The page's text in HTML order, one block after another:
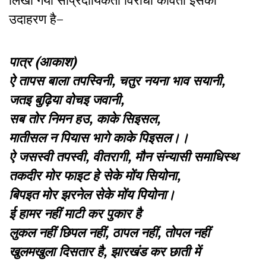
उदाहरण है–
पात्र (आकाश)
ऐ तापस बाला तपस्विनी, चतुर नयना भाव सयानी,
जतइ बुढ़िया वोचइ जवानी,
सब तोर निमन हउ, काके सिइसल,
मातीसल न पियास भागे काके पिइसल।।
ऐ जसस्वी तपस्वी, वीतरागी, मौन संन्यासी समाधिस्थ
तकदीर मोर फाइट हे सेके मोंय सियोना,
बिपइत मोर झरनेल सेके मोंय पियोना।
ई हामर नहीं माटी कर पुकार है
लुकल नहीं छिपल नहीं, ठापल नहीं, तोपल नहीं
खुलमखुला दिसतार है, झारखंड कर छाती में